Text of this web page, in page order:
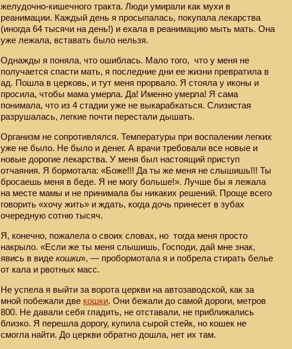
желудочно-кишечного тракта. Люди умирали как мухи в
реанимации. Каждый день я просыпалась, покупала лекарства
(иногда 64 тысячи на день!) и ехала в реанимацию мыть мать. Она
уже лежала, вставать было нельзя.
Однажды я поняла, что ошиблась. Мало того, что у меня не
получается спасти мать, я последние дни ее жизни превратила в
ад. Пошла в церковь, и тут меня прорвало. Я стояла у иконы и
просила, чтобы мама умерла. Да! Именно умерла! Я сама
понимала, что из 4 стадии уже не выкарабкаться. Слизистая
разрушалась, легкие почти перестали дышать.
Организм не сопротивлялся. Температуры при воспалении легких
уже не было. Не было и денег. А врачи требовали все новые и
новые дорогие лекарства. У меня был настоящий приступ
отчаяния. Я бормотала: «Боже!!! Да ты же меня не слышишь!!! Ты
бросаешь меня в беде. Я не могу больше!». Лучше бы я лежала
на месте мамы и не принимала бы никаких решений. Проще всего
говорить «хочу жить» и ждать, когда дочь принесет в зубах
очередную сотню тысяч.
Я, конечно, пожалела о своих словах, но тогда меня просто
накрыло. «Если же ты меня слышишь, Господи, дай мне знак,
явись в видекошки», — пробормотала я и побрела стирать белье
от кала и рвотных масс.
Не успела я выйти за ворота церкви на автозаводской, как за
мной побежали две кошки. Они бежали до самой дороги, метров
800. Не давали себя гладить, не отставали, не приближались
близко. Я перешла дорогу, купила сырой стейк, но кошек не
смогла найти. До церкви обратно дошла, нет их там.